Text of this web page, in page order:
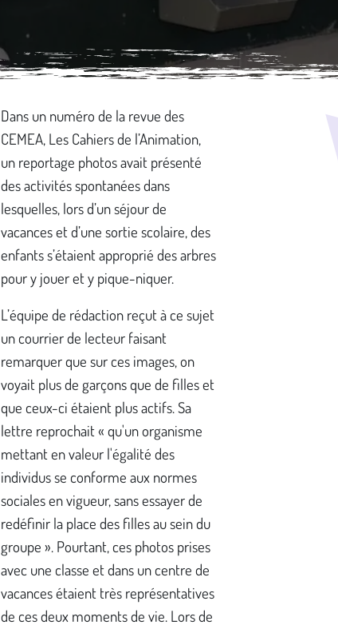
Dans un numéro de la revue des
CEMEA, Les Cahiers de l’Animation,
un reportage photos avait présenté
des activités spontanées dans
lesquelles, lors d’un séjour de
vacances et d’une sortie scolaire, des
enfants s’étaient approprié des arbres
pour y jouer et y pique-niquer.
L’équipe de rédaction reçut à ce sujet
un courrier de lecteur faisant
remarquer que sur ces images, on
voyait plus de garçons que de filles et
que ceux-ci étaient plus actifs. Sa
lettre reprochait « qu'un organisme
mettant en valeur l'égalité des
individus se conforme aux normes
sociales en vigueur, sans essayer de
redéfinir la place des filles au sein du
groupe ». Pourtant, ces photos prises
avec une classe et dans un centre de
vacances étaient très représentatives
de ces deux moments de vie. Lors de